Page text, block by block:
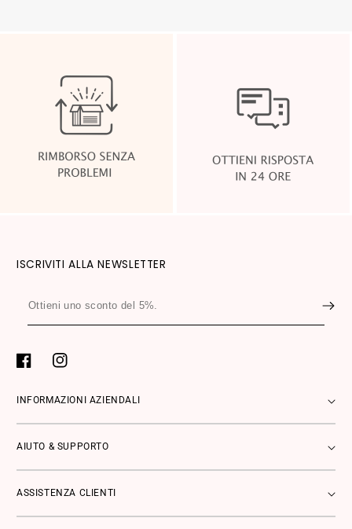
ISCRIVITI ALLA NEWSLETTER
Ottieni
uno
del
FacebookInstagram
INFORMAZIONI AZIENDALI
AIUTO & SUPPORTO
ASSISTENZA CLIENTI